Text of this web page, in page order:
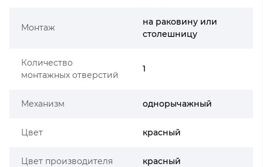
Монтаж
на раковину или
столешницу
Количество
монтажных отверстий
1
Механизм однорычажный
Цвет красный
Цвет производителя красный